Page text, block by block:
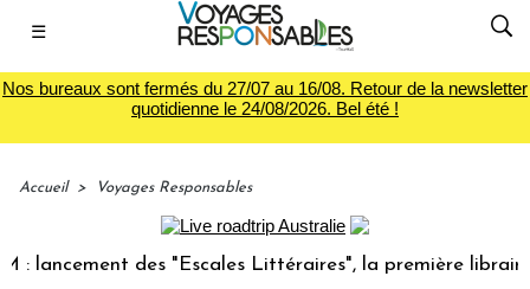
☰
Nos bureaux sont fermés du 27/07 au 16/08. Retour de la newsletter
quotidienne le 24/08/2026. Bel été !
Accueil > Voyages Responsables
des "Escales Littéraires", la première librairie du